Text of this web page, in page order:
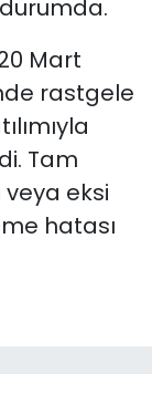
Mart
rastgele
Tam
eksi
hatası